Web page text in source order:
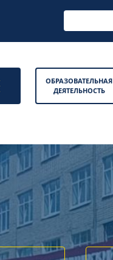
ОБРАЗОВАТЕЛЬНАЯ
ДЕЯТЕЛЬНОСТЬ